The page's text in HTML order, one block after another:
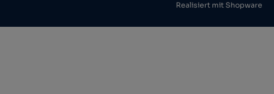
Realisiert mit Shopware